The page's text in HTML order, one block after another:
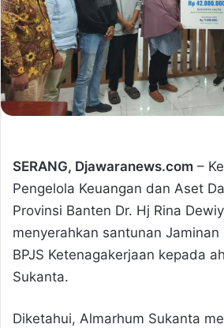
SERANG, Djawaranews.com –
Pengelola Keuangan dan Aset
Provinsi Banten Dr. Hj Rina
menyerahkan santunan Jaminan
BPJS Ketenagakerjaan kepada
Sukanta.
Diketahui, Almarhum Sukanta